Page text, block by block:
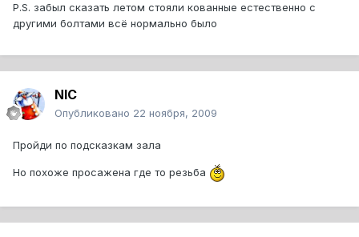
P.S. забыл сказать летом стояли кованные естественно с
другими болтами всё нормально было
NIC
Опубликовано 22 ноября, 2009
Пройди по подсказкам зала
Но похоже просажена где то резьба